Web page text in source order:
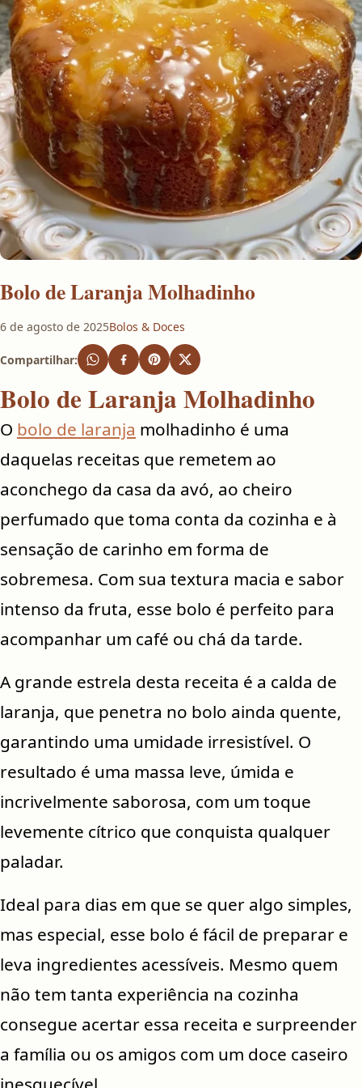
Bolo de Laranja Molhadinho
6 de agosto de 2025Bolos & Doces
Compartilhar:
Bolo de Laranja Molhadinho
O bolo de laranja molhadinho é uma
daquelas receitas que remetem ao
aconchego da casa da avó, ao cheiro
perfumado que toma conta da cozinha e à
sensação de carinho em forma de
sobremesa. Com sua textura macia e sabor
intenso da fruta, esse bolo é perfeito para
acompanhar um café ou chá da tarde.
A grande estrela desta receita é a calda de
laranja, que penetra no bolo ainda quente,
garantindo uma umidade irresistível. O
resultado é uma massa leve, úmida e
incrivelmente saborosa, com um toque
levemente cítrico que conquista qualquer
paladar.
Ideal para dias em que se quer algo simples,
mas especial, esse bolo é fácil de preparar e
leva ingredientes acessíveis. Mesmo quem
não tem tanta experiência na cozinha
consegue acertar essa receita e surpreender
a família ou os amigos com um doce caseiro